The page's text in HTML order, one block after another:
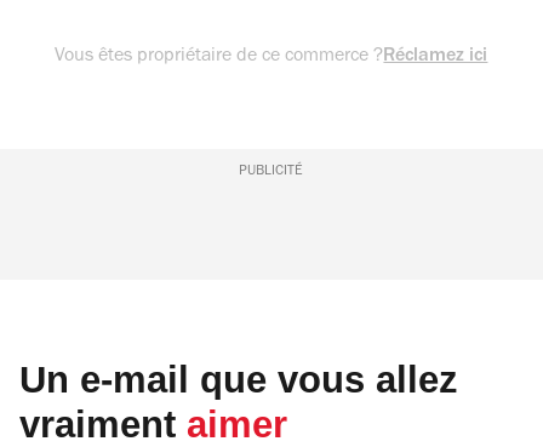
Vous êtes propriétaire de ce commerce ?Réclamez ici
PUBLICITÉ
Un e-mail que vous allez
vraiment aimer